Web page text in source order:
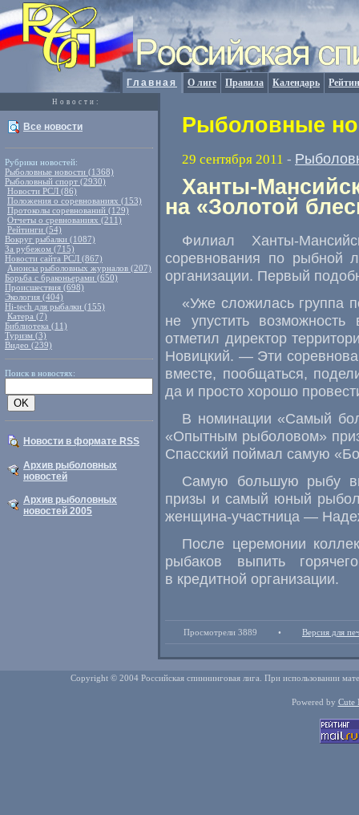
Главная О лиге Правила Календарь
Новости:
Все новости
Рубрики новостей:
Рыболовные новости (1368)
Рыболовный спорт (2930)
Новости РСЛ (86)
Положения о соревнованиях (153)
Протоколы соревнований (129)
Отчеты о сревнованиях (211)
Рейтинги (54)
Вокруг рыбалки (1087)
За рубежом (715)
Новости сайта РСЛ (867)
Анонсы рыболовных журналов (207)
Борьба с браконьерами (650)
Происшествия (698)
Экология (404)
Hi-tech для рыбалки (155)
Катера (7)
Библиотека (11)
Туризм (3)
Видео (239)
Поиск в новостях:
Новости в формате RSS
Архив рыболовных
новостей
Архив рыболовных
новостей 2005
Рыболовные
29 сентября 2011 -
Ханты-
на «Золотой
Филиал Ханты-
соревнования по рыбной
организации. Первый
«Уже сложилась группа
не упустить
отметил директор
Новицкий. — Эти
вместе, пообщаться,
да и просто хорошо
В номинации «Самый
«Опытным рыболовом»
Спасский поймал самую
Самую большую рыбу
призы и самый юный
женщина-участница —
После церемонии
рыбаков выпить
в кредитной организации.
Просмотрели 3889 • Версия для
Copyright © 2004 Российская спиннинговая лига. При использовании
Powered by Cute